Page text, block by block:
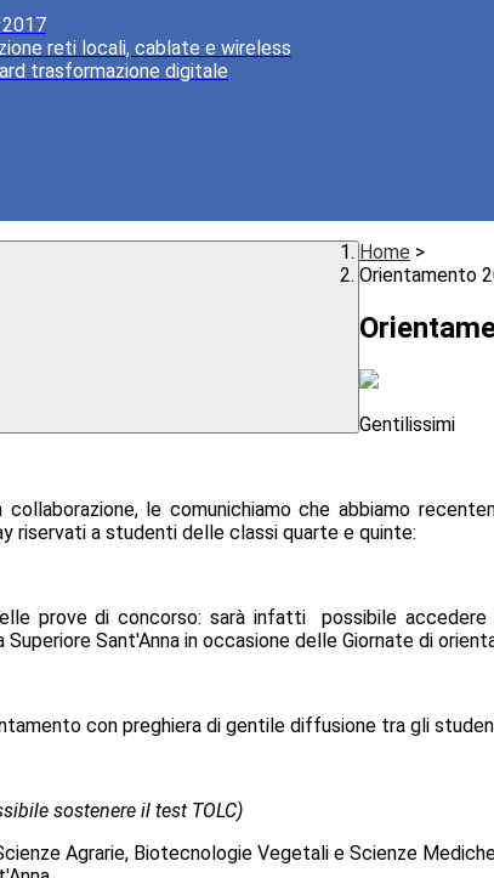
2017
reti locali, cablate e wireless
trasformazione digitale
Home >
Orientamento
Gentilissimi
le comunichiamo che abbiamo
riservati a studenti delle classi quarte e quinte:
prove di concorso: sarà infatti possibile
Superiore Sant'Anna in occasione delle Giornate di
con preghiera di gentile diffusione tra gli
sostenere il test TOLC)
Agrarie, Biotecnologie Vegetali e Scienze